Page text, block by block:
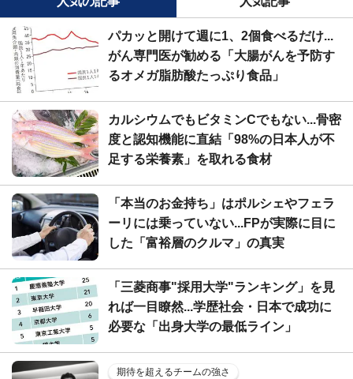
パカッと開けて週に1、2個食べるだけ...
がん専門医が勧める「大腸がんを予防す
るオメガ脂肪酸たっぷり食品」
カルシウムでもビタミンCでもない...骨密
度と認知機能に直結「98%の日本人が不
足する栄養素」を取れる食材
「本当のお金持ち」はポルシェやフェラ
ーリには乗っていない...FPが実際に目に
した「富裕層のクルマ」の真実
「三菱商事"採用大学"ランキング」を見
れば一目瞭然...学歴社会・日本で成功に
必要な「出身大学の最低ライン」
期待を超えるチームの強さ